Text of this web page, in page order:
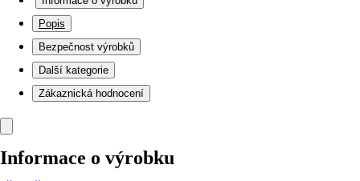
Popis
Bezpečnost výrobků
Další kategorie
Zákaznická hodnocení
Informace o výrobku